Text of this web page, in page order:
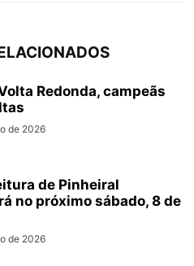
Redonda, campeãs
de 2026
de Pinheiral
no próximo sábado, 8 de
de 2026